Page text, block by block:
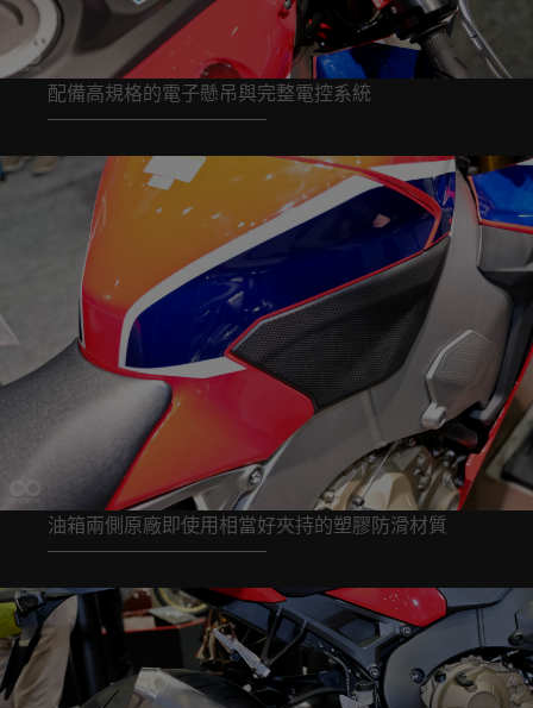
配備高規格的電子懸吊與完整電控系統
油箱兩側原廠即使用相當好夾持的塑膠防滑材質